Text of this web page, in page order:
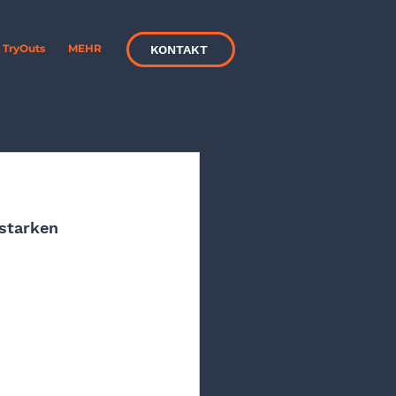
TryOuts MEHR KONTAKT